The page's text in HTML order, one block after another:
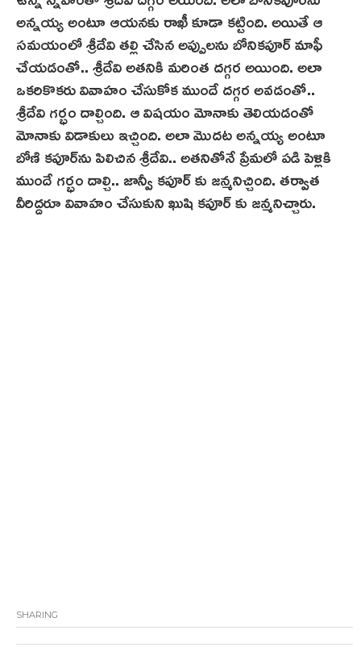
అన్నయ్య అంటూ ఆయనకు రాఖీ కూడా కట్టింది. అయితే ఆ
సమయంలో శ్రీదేవి తల్లి చేసిన అప్పులను బోనికపూర్ మాఫీ
చేయడంతో.. శ్రీదేవి అతనికి మరింత దగ్గర అయింది. అలా
ఒకరికొకరు వివాహం చేసుకోక ముందే దగ్గర అవడంతో..
శ్రీదేవి గర్భం దాల్చింది. ఆ విషయం మోనాకు తెలియడంతో
మోనాకు విడాకులు ఇచ్చింది. అలా మొదట అన్నయ్య అంటూ
బోణి కపూర్‌ను పిలిచిన శ్రీదేవి.. అతనితోనే ప్రేమలో పడి పెళ్లికి
ముందే గర్భం దాల్చి.. జాన్వీ కపూర్ కు జన్మనిచ్చింది. తర్వాత
వీరిద్దరూ వివాహం చేసుకుని ఖుషి కపూర్ కు జన్మనిచ్చారు.
SHARING